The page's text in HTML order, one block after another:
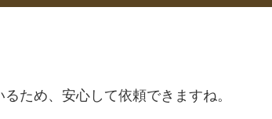
ため、安心して依頼できますね。